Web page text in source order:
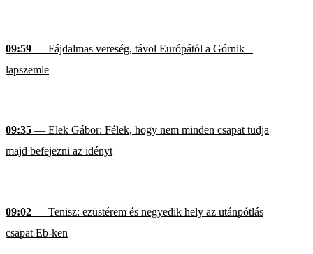
09:59 — Fájdalmas vereség, távol Európától a Górnik –
lapszemle
09:35 — Elek Gábor: Félek, hogy nem minden csapat tudja
majd befejezni az idényt
09:02 — Tenisz: ezüstérem és negyedik hely az utánpótlás
csapat Eb-ken